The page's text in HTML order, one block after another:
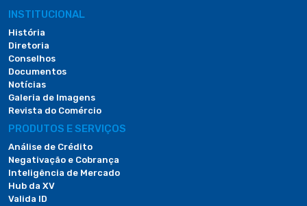
INSTITUCIONAL
História
Diretoria
Conselhos
Documentos
Notícias
Galeria de Imagens
Revista do Comércio
PRODUTOS E SERVIÇOS
Análise de Crédito
Negativação e Cobrança
Inteligência de Mercado
Hub da XV
Valida ID